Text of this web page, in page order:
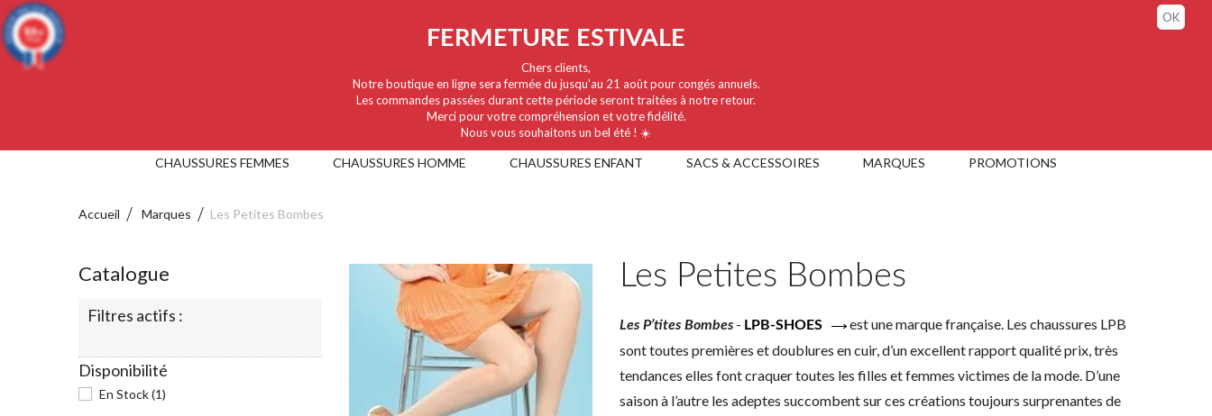
CHAUSSURES FEMMES CHAUSSURES HOMME CHAUSSURES ENFANT SACS & ACCESSOIRES MARQUES PROMOTIONS
FERMETURE ESTIVALE
Chers clients,
Notre boutique en ligne sera fermée du jusqu'au 21 août pour congés annuels.
Les commandes passées durant cette période seront traitées à notre retour.
Merci pour votre compréhension et votre fidélité.
Nous vous souhaitons un bel été ! ☀️
OK
Accueil Marques Les Petites Bombes
Catalogue
Filtres actifs :
Disponibilité
En Stock(1)
Les Petites Bombes
Les P’tites Bombes - LPB-SHOES
est une marque française. Les chaussures LPB
sont toutes premières et doublures en cuir, d’un excellent rapport qualité prix, très
tendances elles font craquer toutes les filles et femmes victimes de la mode. D’une
saison à l’autre les adeptes succombent sur ces créations toujours surprenantes de
9.4/10